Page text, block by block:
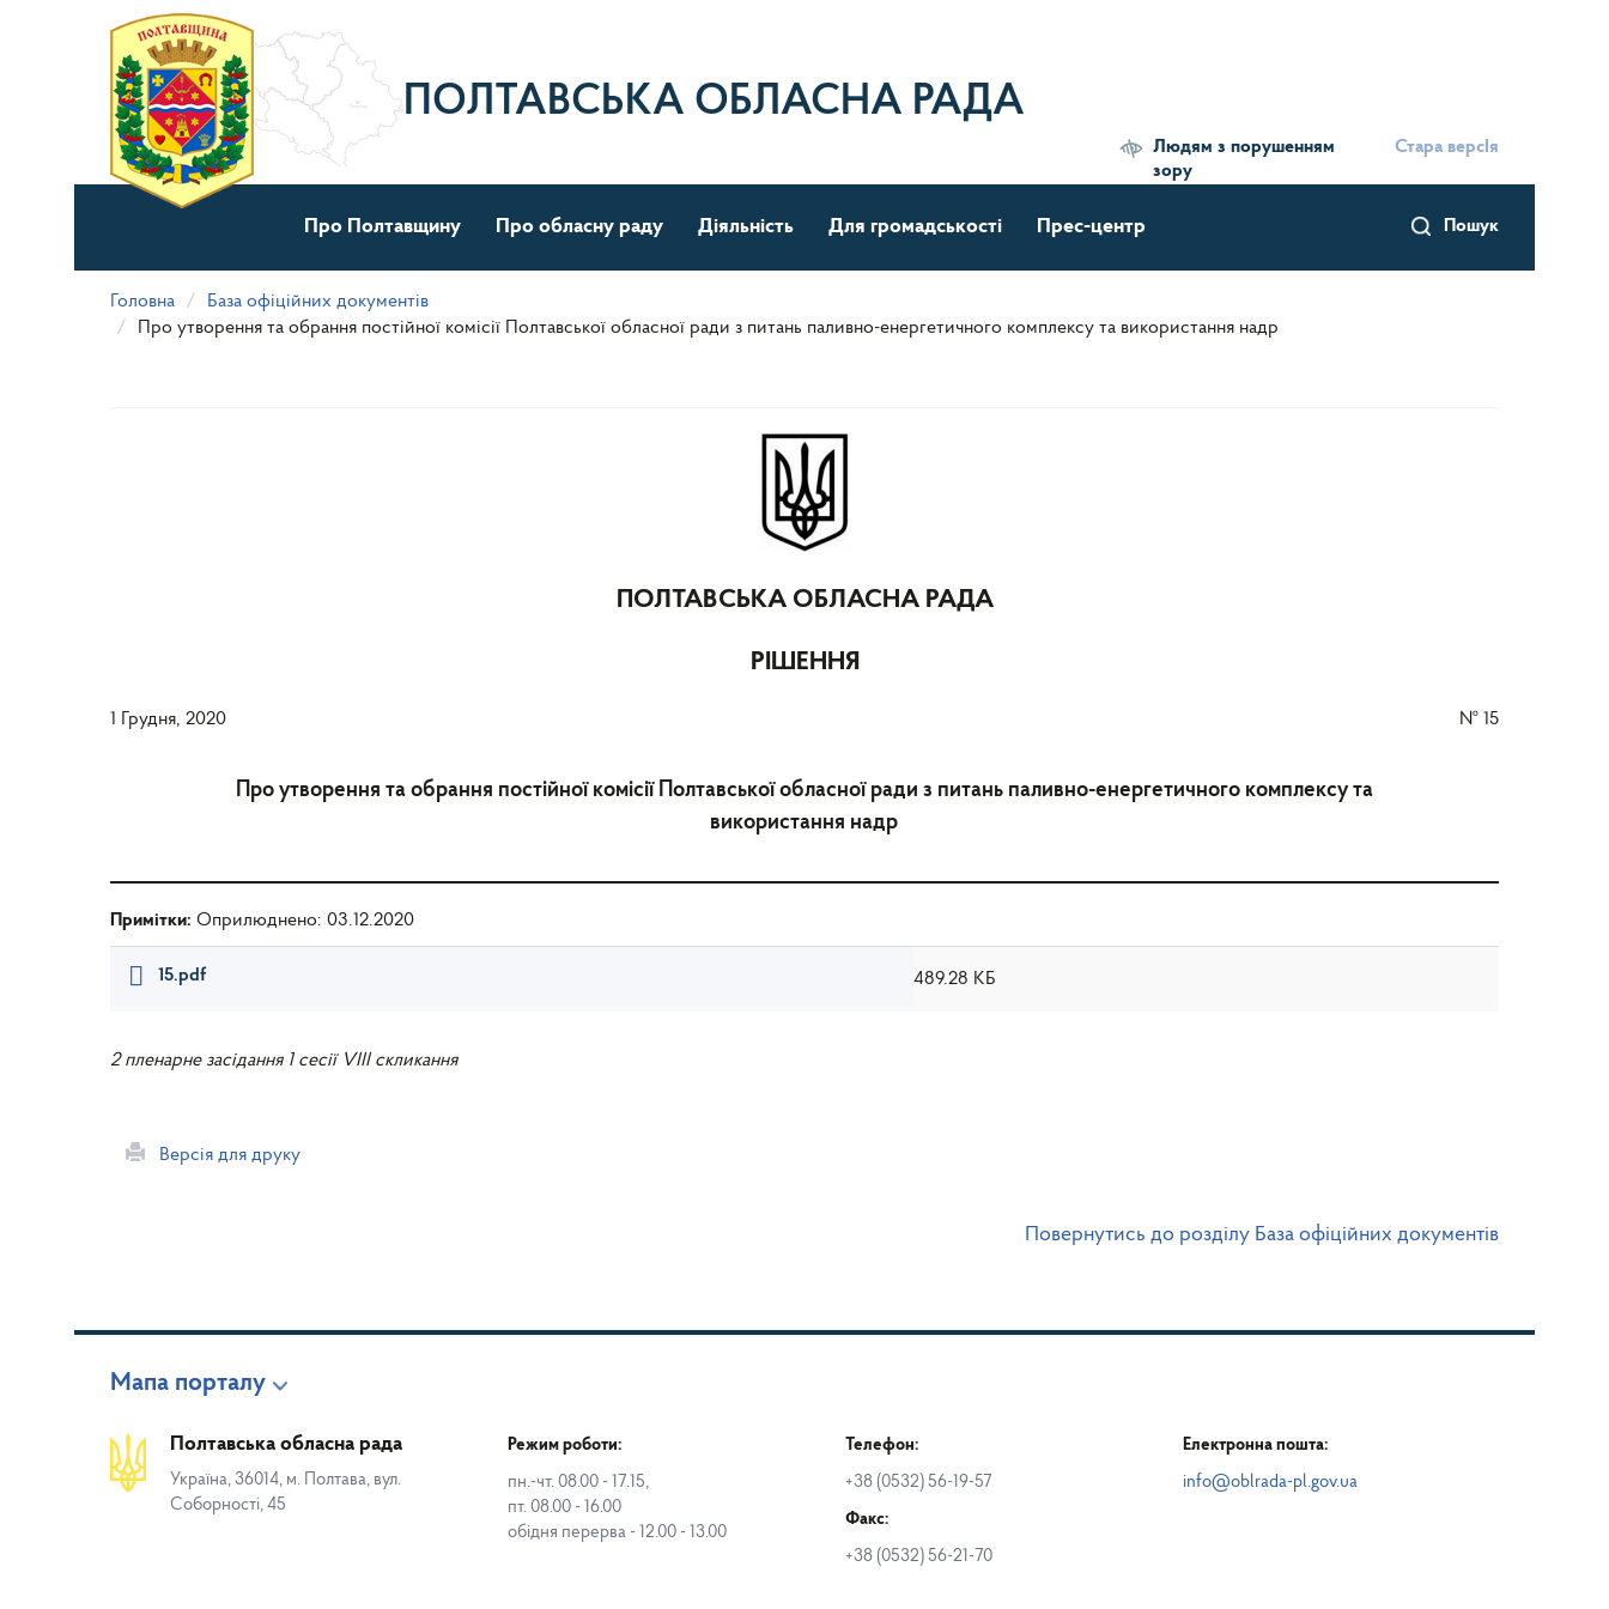
матеріалу
ПОЛТАВСЬКА ОБЛАСНА РАДА
Людям з порушенням
зору
Стара версІя
Пошук
Про Полтавщину Про обласну раду Діяльність Для громадськості Прес-центр
Головна
База офіційних документів
Про утворення та обрання постійної комісії Полтавської обласної ради з питань паливно-енергетичного комплексу та використання надр
ПОЛТАВСЬКА ОБЛАСНА РАДА
РІШЕННЯ
1 Грудня, 2020 № 15
Про утворення та обрання постійної комісії Полтавської обласної ради з питань паливно-енергетичного комплексу та
використання надр
Примітки: Оприлюднено: 03.12.2020
15.pdf 489.28 КБ
2 пленарне засідання 1 сесії VIII скликання
Версія для друку
Повернутись до розділу База офіційних документів
Мапа порталу
Полтавська обласна рада
Україна, 36014, м. Полтава, вул.
Соборності, 45
Режим роботи:
пн.-чт. 08.00 - 17.15,
пт. 08.00 - 16.00
обідня перерва - 12.00 - 13.00
Телефон:
+38 (0532) 56-19-57
Факс:
+38 (0532) 56-21-70
Електронна пошта:
info@oblrada-pl.gov.ua